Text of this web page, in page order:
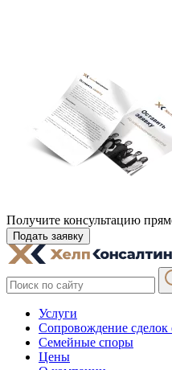
Получите консультацию
Подать заявку
Услуги
Сопровождение
Семейные споры
Цены